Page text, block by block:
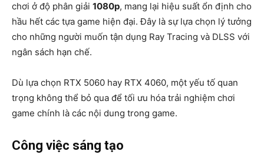
chơi ở độ phân giải 1080p, mang lại hiệu suất ổn định cho
hầu hết các tựa game hiện đại. Đây là sự lựa chọn lý tưởng
cho những người muốn tận dụng Ray Tracing và DLSS với
ngân sách hạn chế.
Dù lựa chọn RTX 5060 hay RTX 4060, một yếu tố quan
trọng không thể bỏ qua để tối ưu hóa trải nghiệm chơi
game chính là các nội dung trong game.
Công việc sáng tạo